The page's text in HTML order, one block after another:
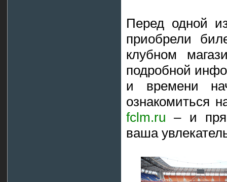
Перед одной
приобрели
клубном
подробной
и времени
ознакомиться
fclm.ru – и
ваша